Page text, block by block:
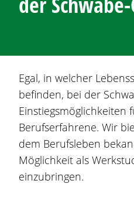
Egal, in welcher
befinden, bei der
Einstiegsmöglichkeiten
Berufserfahrene. Wir
dem Berufsleben
Möglichkeit als
einzubringen.